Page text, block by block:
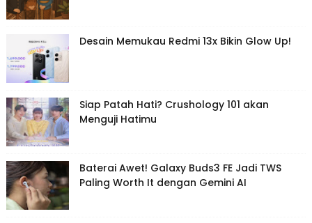
Desain Memukau Redmi 13x Bikin Glow Up!
Siap Patah Hati? Crushology 101 akan
Menguji Hatimu
Baterai Awet! Galaxy Buds3 FE Jadi TWS
Paling Worth It dengan Gemini AI